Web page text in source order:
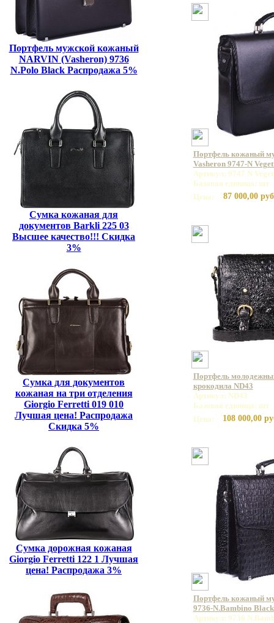
Портфель мужской кожаный
NARVIN (Vasheron) 9736
N.Polo Black Распродажа 5%
Сумка кожаная для
документов Barkli 225 03
Высшее качество!!! Скидка
3%
Сумка для документов
кожаная на три отделения
Giorgio Ferretti 019 010
Лучшая цена! Распродажа
Скидка 5%
Сумка дорожная кожаная
Giorgio Ferretti 122 1 Лучшая
цена! Распродажа 3%
Портфель кожаный
Vasheron 9747-N
Артикул: 9747 N
Базовая единица: шт
Цена:
87 000,00
Портфель
крокодила ND43
Артикул: ND43
Базовая единица: шт
Цена:
108 000,00
Портфель кожаный
9736-N.Bambino
Артикул: 9736